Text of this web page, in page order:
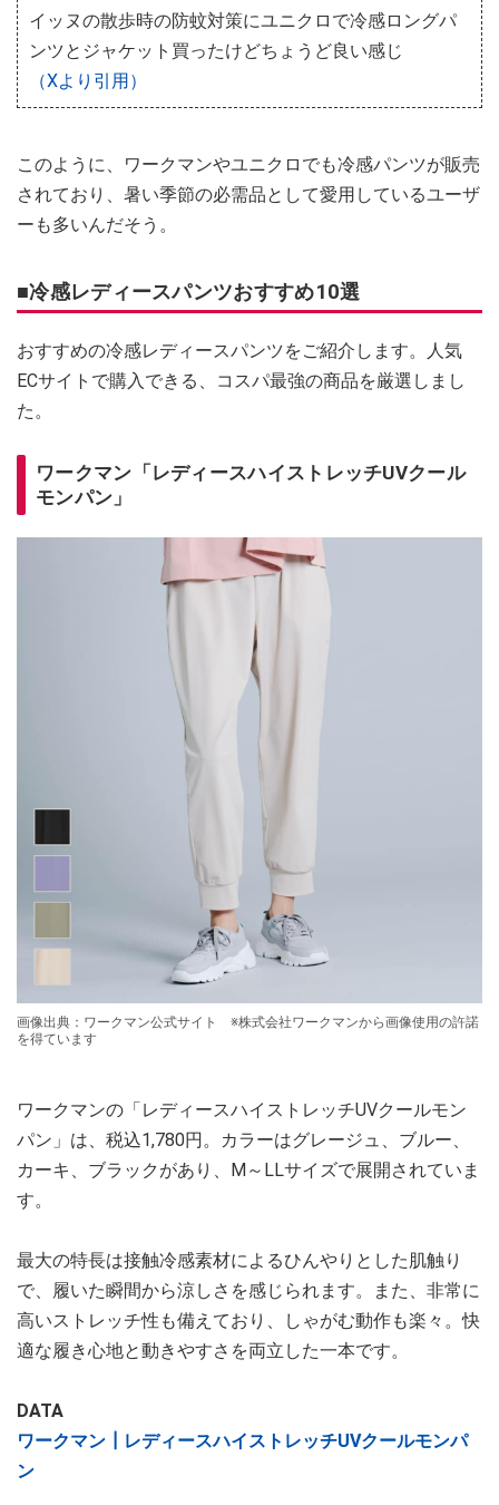
イッヌの散歩時の防蚊対策にユニクロで冷感ロングパ
ンツとジャケット買ったけどちょうど良い感じ
（Xより引用）
このように、ワークマンやユニクロでも冷感パンツが販売
されており、暑い季節の必需品として愛用しているユーザ
ーも多いんだそう。
■冷感レディースパンツおすすめ10選
おすすめの冷感レディースパンツをご紹介します。人気
ECサイトで購入できる、コスパ最強の商品を厳選しまし
た。
ワークマン「レディースハイストレッチUVクール
モンパン」
画像出典：ワークマン公式サイト ※株式会社ワークマンから画像使用の許諾
を得ています
ワークマンの「レディースハイストレッチUVクールモン
パン」は、税込1,780円。カラーはグレージュ、ブルー、
カーキ、ブラックがあり、M～LLサイズで展開されていま
す。
最大の特長は接触冷感素材によるひんやりとした肌触り
で、履いた瞬間から涼しさを感じられます。また、非常に
高いストレッチ性も備えており、しゃがむ動作も楽々。快
適な履き心地と動きやすさを両立した一本です。
DATA
ワークマン┃レディースハイストレッチUVクールモンパ
ン